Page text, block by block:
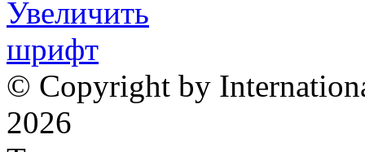
© Copyright by
2026